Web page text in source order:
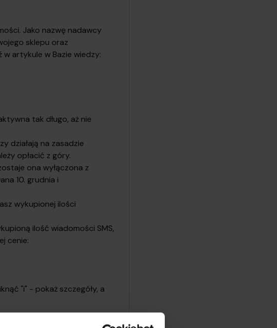
Jako nazwę nadawcy
sklepu oraz
artykule w Bazie wiedzy:
tak długo, aż nie
działają na zasadzie
opłacić z góry.
ona wyłączona z
10. grudnia i
wykupionej ilości
ilość wiadomości SMS,
cenie:
"i" - pokaż szczegóły, a